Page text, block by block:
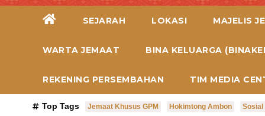
SEJARAH LOKASI MAJELIS
WARTA JEMAAT BINA KELUARGA
REKENING PERSEMBAHAN TIM MEDIA
Top Tags Jemaat Khusus GPM Hokimtong Ambon Sosial